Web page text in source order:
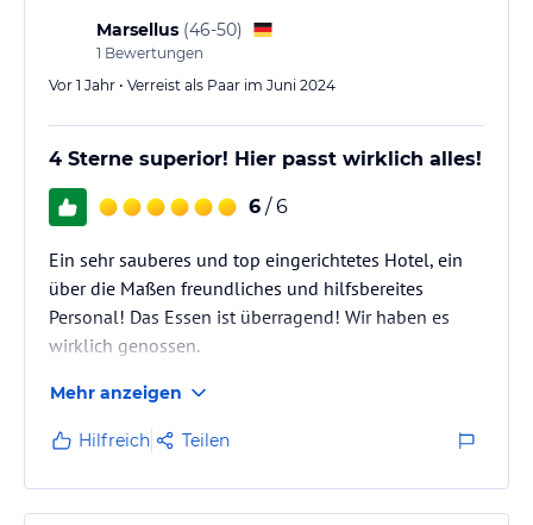
Marsellus (46-50)
1 Bewertungen
Vor 1 Jahr • Verreist als Paar im Juni 2024
4 Sterne superior! Hier passt wirklich alles!
6 / 6
Ein sehr sauberes und top eingerichtetes Hotel, ein
über die Maßen freundliches und hilfsbereites
Personal! Das Essen ist überragend! Wir haben es
wirklich genossen.
Mehr anzeigen
Hilfreich Teilen